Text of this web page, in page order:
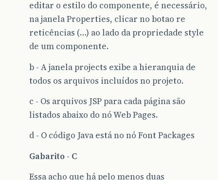
editar o estilo do componente, é necessário,
na janela Properties, clicar no botao re
reticências (…) ao lado da propriedade style
de um componente.
b - A janela projects exibe a hieranquia de
todos os arquivos incluídos no projeto.
c - Os arquivos JSP para cada página são
listados abaixo do nó Web Pages.
d - O código Java está no nó Font Packages
Gabarito - C
Essa acho que há pelo menos duas